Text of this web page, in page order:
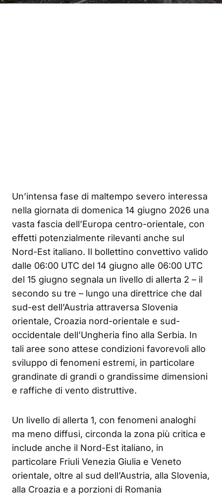
Un’intensa fase di maltempo severo interessa
nella giornata di domenica 14 giugno 2026 una
vasta fascia dell’Europa centro-orientale, con
effetti potenzialmente rilevanti anche sul
Nord-Est italiano. Il bollettino convettivo valido
dalle 06:00 UTC del 14 giugno alle 06:00 UTC
del 15 giugno segnala un livello di allerta 2 – il
secondo su tre – lungo una direttrice che dal
sud-est dell’Austria attraversa Slovenia
orientale, Croazia nord-orientale e sud-
occidentale dell’Ungheria fino alla Serbia. In
tali aree sono attese condizioni favorevoli allo
sviluppo di fenomeni estremi, in particolare
grandinate di grandi o grandissime dimensioni
e raffiche di vento distruttive.
Un livello di allerta 1, con fenomeni analoghi
ma meno diffusi, circonda la zona più critica e
include anche il Nord-Est italiano, in
particolare Friuli Venezia Giulia e Veneto
orientale, oltre al sud dell’Austria, alla Slovenia,
alla Croazia e a porzioni di Romania